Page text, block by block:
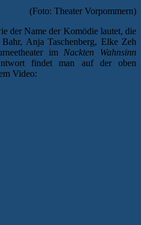
(Foto: Theater Vorpommern)
der Name der Komödie lautet, die
Anja Taschenberg, Elke Zeh
imNackten Wahnsinn
findet man auf der oben
Video: